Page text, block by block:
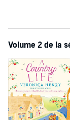
It's certainly going
Irresistibly good
the first book in
andA Country
** This book was
Praise for Veronica
'Veronica Henry
Volume 2 de la